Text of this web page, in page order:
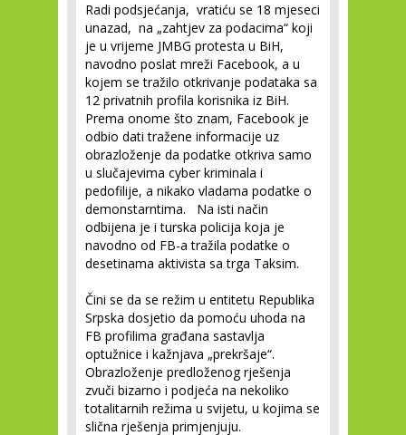
Radi podsjećanja, vratiću se 18 mjeseci
unazad, na „zahtjev za podacima“ koji
je u vrijeme JMBG protesta u BiH,
navodno poslat mreži Facebook, a u
kojem se tražilo otkrivanje podataka sa
12 privatnih profila korisnika iz BiH.
Prema onome što znam, Facebook je
odbio dati tražene informacije uz
obrazloženje da podatke otkriva samo
u slučajevima cyber kriminala i
pedofilije, a nikako vladama podatke o
demonstarntima. Na isti način
odbijena je i turska policija koja je
navodno od FB-a tražila podatke o
desetinama aktivista sa trga Taksim.
Čini se da se režim u entitetu Republika
Srpska dosjetio da pomoću uhoda na
FB profilima građana sastavlja
optužnice i kažnjava „prekršaje“.
Obrazloženje predloženog rješenja
zvuči bizarno i podjeća na nekoliko
totalitarnih režima u svijetu, u kojima se
slična rješenja primjenjuju.